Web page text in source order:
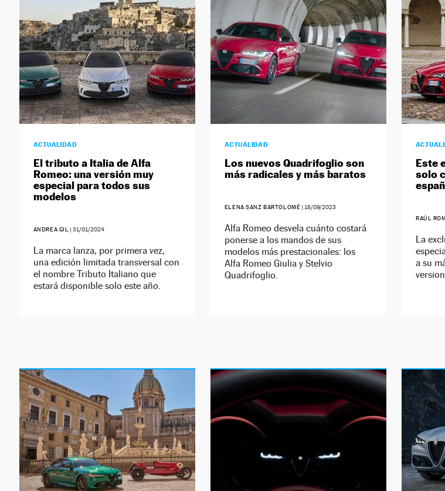
ACTUALIDAD
El tributo a Italia de Alfa
Romeo: una versión muy
especial para todos sus
modelos
ANDREA GIL |31/01/2024
La marca lanza, por primera vez,
una edición limitada transversal con
el nombre Tributo Italiano que
estará disponible solo este año.
ACTUALIDAD
Los nuevos Quadrifoglio son
más radicales y más baratos
ELENA SANZ BARTOLOMÉ | 18/09/2023
Alfa Romeo desvela cuánto costará
ponerse a los mandos de sus
modelos más prestacionales: los
Alfa Romeo Giulia y Stelvio
Quadrifoglio.
Este
solo
RAÚL
La
a su